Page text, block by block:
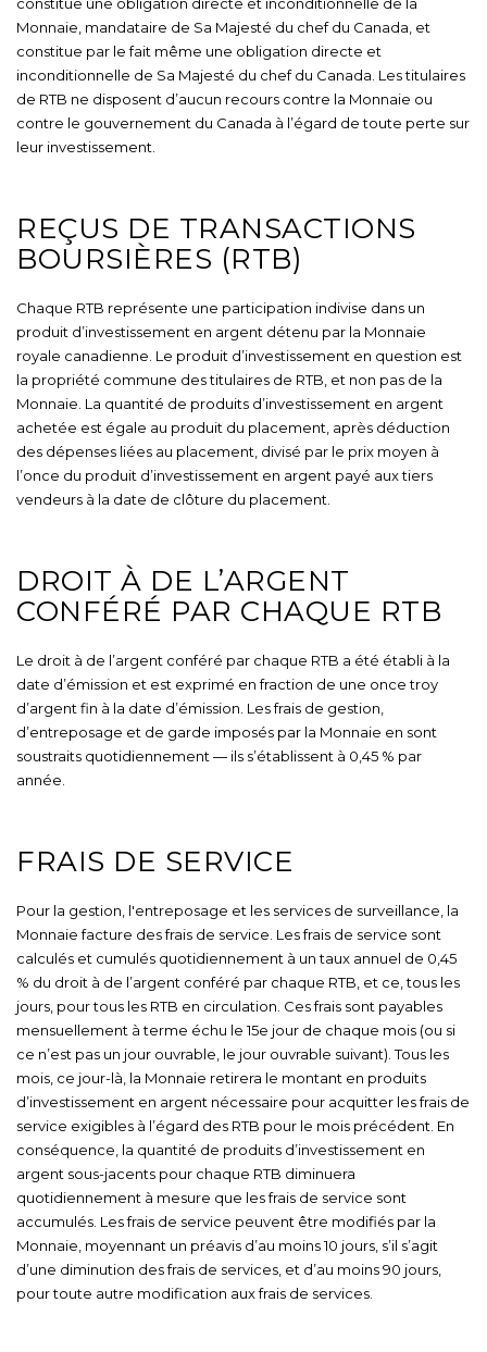
Monnaie, mandataire de Sa Majesté du chef du Canada, et
constitue par le fait même une obligation directe et
inconditionnelle de Sa Majesté du chef du Canada. Les titulaires
de RTB ne disposent d’aucun recours contre la Monnaie ou
contre le gouvernement du Canada à l’égard de toute perte sur
leur investissement.
REÇUS DE TRANSACTIONS
BOURSIÈRES (RTB)
Chaque RTB représente une participation indivise dans un
produit d’investissement en argent détenu par la Monnaie
royale canadienne. Le produit d’investissement en question est
la propriété commune des titulaires de RTB, et non pas de la
Monnaie. La quantité de produits d’investissement en argent
achetée est égale au produit du placement, après déduction
des dépenses liées au placement, divisé par le prix moyen à
l’once du produit d’investissement en argent payé aux tiers
vendeurs à la date de clôture du placement.
DROIT À DE L’ARGENT
CONFÉRÉ PAR CHAQUE RTB
Le droit à de l’argent conféré par chaque RTB a été établi à la
date d’émission et est exprimé en fraction de une once troy
d’argent fin à la date d’émission. Les frais de gestion,
d’entreposage et de garde imposés par la Monnaie en sont
soustraits quotidiennement ― ils s’établissent à 0,45 % par
année.
FRAIS DE SERVICE
Pour la gestion, l'entreposage et les services de surveillance, la
Monnaie facture des frais de service. Les frais de service sont
calculés et cumulés quotidiennement à un taux annuel de 0,45
% du droit à de l’argent conféré par chaque RTB, et ce, tous les
jours, pour tous les RTB en circulation. Ces frais sont payables
mensuellement à terme échu le 15e jour de chaque mois (ou si
ce n’est pas un jour ouvrable, le jour ouvrable suivant). Tous les
mois, ce jour-là, la Monnaie retirera le montant en produits
d’investissement en argent nécessaire pour acquitter les frais de
service exigibles à l’égard des RTB pour le mois précédent. En
conséquence, la quantité de produits d’investissement en
argent sous-jacents pour chaque RTB diminuera
quotidiennement à mesure que les frais de service sont
accumulés. Les frais de service peuvent être modifiés par la
Monnaie, moyennant un préavis d’au moins 10 jours, s’il s’agit
d’une diminution des frais de services, et d’au moins 90 jours,
pour toute autre modification aux frais de services.